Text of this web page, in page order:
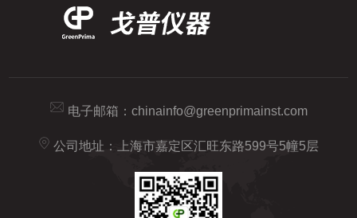
电子邮箱： chinainfo@greenprimainst.com
公司地址：上海市嘉定区汇旺东路599号5幢5层